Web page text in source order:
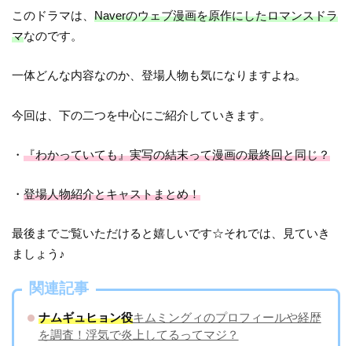
このドラマは、Naverのウェブ漫画を原作にしたロマンスドラ
マなのです。
一体どんな内容なのか、登場人物も気になりますよね。
今回は、下の二つを中心にご紹介していきます。
・『わかっていても』実写の結末って漫画の最終回と同じ？
・登場人物紹介とキャストまとめ！
最後までご覧いただけると嬉しいです☆それでは、見ていき
ましょう♪
関連記事
ナムギュヒョン役キムミングィのプロフィールや経歴
を調査！浮気で炎上してるってマジ？